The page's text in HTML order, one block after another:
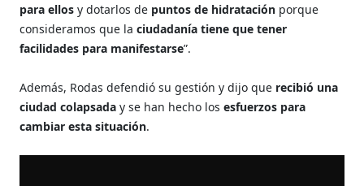
para ellosy dotarlos de puntos de hidratación porque
consideramos que la ciudadanía tiene que tener
facilidades para manifestarse”.
Además, Rodas defendió su gestión y dijo que recibió una
ciudad colapsada y se han hecho losesfuerzos para
cambiar esta situación.